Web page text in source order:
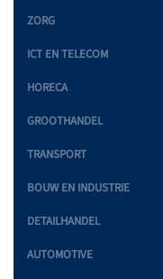
ZORG
ICT EN TELECOM
HORECA
GROOTHANDEL
TRANSPORT
BOUW EN INDUSTRIE
DETAILHANDEL
AUTOMOTIVE